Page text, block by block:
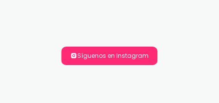
Síguenos en Instagram